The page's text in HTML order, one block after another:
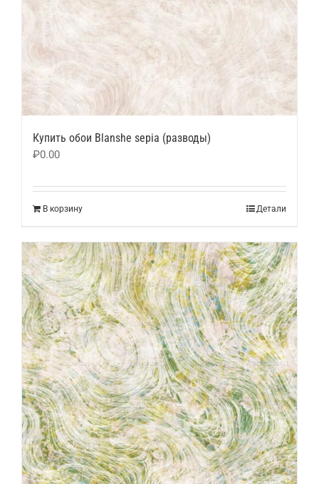
Купить обои Blanshe sepia (разводы)
₽0.00
В корзину Детали